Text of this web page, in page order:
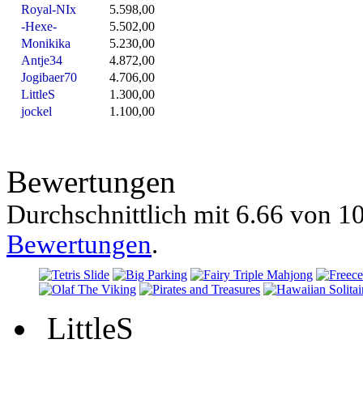
Royal-NIx
5.598,00
-Hexe-
5.502,00
Monikika
5.230,00
Antje34
4.872,00
Jogibaer70
4.706,00
LittleS
1.300,00
jockel
1.100,00
Bewertungen
Durchschnittlich mit 6.66 von
Bewertungen.
LittleS